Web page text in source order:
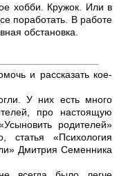
хобби. Кружок. Или в
поработать. В работе
обстановка.
и рассказать кое-
У них есть много
про настоящую
родителей»
статья «Психология
Дмитрия Семенника